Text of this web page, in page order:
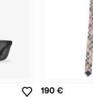
190 €